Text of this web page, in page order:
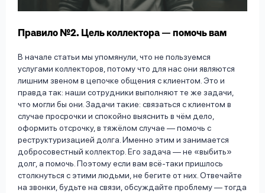
Правило №2. Цель коллектора — помочь вам
В начале статьи мы упомянули, что не пользуемся
услугами коллекторов, потому что для нас они являются
лишним звеном в цепочке общения с клиентом. Это и
правда так: наши сотрудники выполняют те же задачи,
что могли бы они. Задачи такие: связаться с клиентом в
случае просрочки и спокойно выяснить в чём дело,
оформить отсрочку, в тяжёлом случае — помочь с
реструктуризацией долга. Именно этим и занимается
добросовестный коллектор. Его задача — не «выбить»
долг, а помочь. Поэтому если вам всё-таки пришлось
столкнуться с этими людьми, не бегите от них. Отвечайте
на звонки, будьте на связи, обсуждайте проблему — тогда